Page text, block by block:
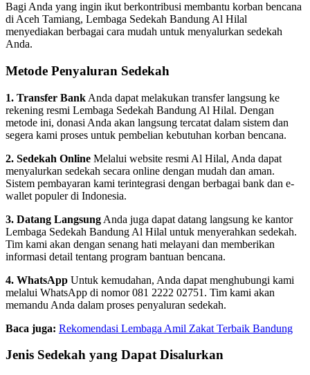
Bagi Anda yang ingin ikut berkontribusi membantu korban bencana
di Aceh Tamiang, Lembaga Sedekah Bandung Al Hilal
menyediakan berbagai cara mudah untuk menyalurkan sedekah
Anda.
Metode Penyaluran Sedekah
1. Transfer Bank Anda dapat melakukan transfer langsung ke
rekening resmi Lembaga Sedekah Bandung Al Hilal. Dengan
metode ini, donasi Anda akan langsung tercatat dalam sistem dan
segera kami proses untuk pembelian kebutuhan korban bencana.
2. Sedekah Online Melalui website resmi Al Hilal, Anda dapat
menyalurkan sedekah secara online dengan mudah dan aman.
Sistem pembayaran kami terintegrasi dengan berbagai bank dan e-
wallet populer di Indonesia.
3. Datang Langsung Anda juga dapat datang langsung ke kantor
Lembaga Sedekah Bandung Al Hilal untuk menyerahkan sedekah.
Tim kami akan dengan senang hati melayani dan memberikan
informasi detail tentang program bantuan bencana.
4. WhatsApp Untuk kemudahan, Anda dapat menghubungi kami
melalui WhatsApp di nomor 081 2222 02751. Tim kami akan
memandu Anda dalam proses penyaluran sedekah.
Baca juga: Rekomendasi Lembaga Amil Zakat Terbaik Bandung
Jenis Sedekah yang Dapat Disalurkan